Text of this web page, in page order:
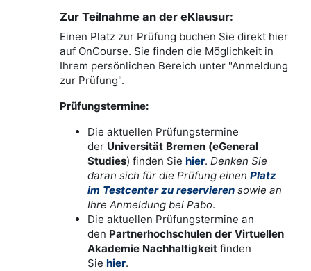
Zur Teilnahme an der eKlausur:
Einen Platz zur Prüfung buchen Sie direkt hier
auf OnCourse. Sie finden die Möglichkeit in
Ihrem persönlichen Bereich unter "Anmeldung
zur Prüfung".
Prüfungstermine:
Die aktuellen Prüfungstermine
der Universität Bremen (eGeneral
Studies) finden Sie hier. Denken Sie
daran sich für die Prüfung einen Platz
im Testcenter zu reservieren sowie an
Ihre Anmeldung bei Pabo.
Die aktuellen Prüfungstermine an
den Partnerhochschulen der Virtuellen
Akademie Nachhaltigkeit finden
Sie hier.